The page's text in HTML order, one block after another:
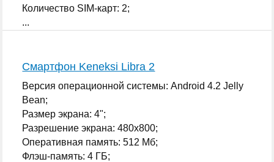
Количество SIM-карт: 2;
...
Смартфон Keneksi Libra 2
Версия операционной системы: Android 4.2 Jelly
Bean;
Размер экрана: 4";
Разрешение экрана: 480x800;
Оперативная память: 512 Мб;
Флэш-память: 4 ГБ;